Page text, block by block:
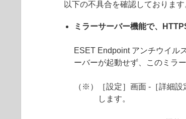
以下の不具合を確認しております
ミラーサーバー機能で、
ESET Endpoint アンチウイル
ーバーが起動せず、このミラ
（※）［設定］画面 -［詳細
します。